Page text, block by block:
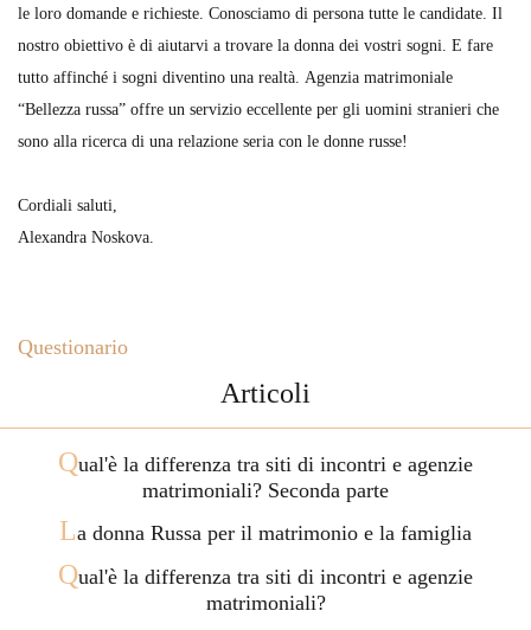
le loro domande e richieste. Conosciamo di persona tutte le candidate. Il
nostro obiettivo è di aiutarvi a trovare la donna dei vostri sogni. E fare
tutto affinché i sogni diventino una realtà. Agenzia matrimoniale
“Bellezza russa” offre un servizio eccellente per gli uomini stranieri che
sono alla ricerca di una relazione seria con le donne russe!
Cordiali saluti,
Alexandra Noskova.
Questionario
Articoli
Qual'è la differenza tra siti di incontri e agenzie
matrimoniali? Seconda parte
La donna Russa per il matrimonio e la famiglia
Qual'è la differenza tra siti di incontri e agenzie
matrimoniali?